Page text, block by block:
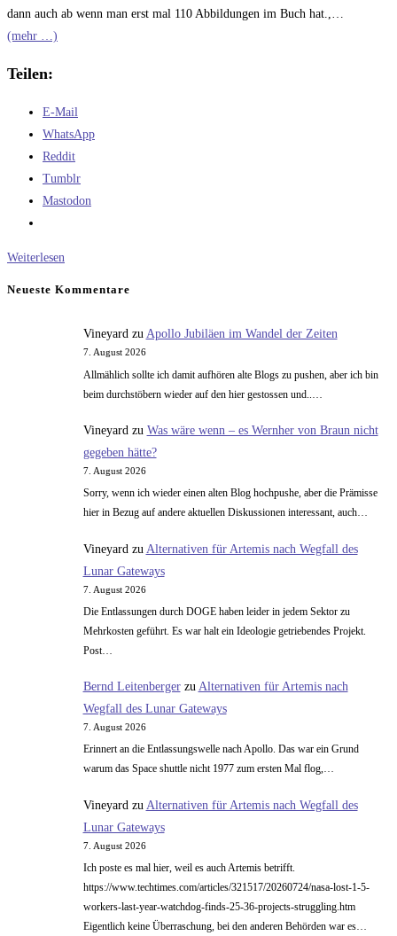
dann auch ab wenn man erst mal 110 Abbildungen im Buch hat.,…
(mehr …)
Teilen:
E-Mail
WhatsApp
Reddit
Tumblr
Mastodon
Weiterlesen
Neueste Kommentare
Vineyardzu Apollo Jubiläen im Wandel der Zeiten
7. August 2026
Allmählich sollte ich damit aufhören alte Blogs zu pushen, aber ich bin
beim durchstöbern wieder auf den hier gestossen und..…
Vineyard zu Was wäre wenn – es Wernher von Braun nicht
gegeben hätte?
7. August 2026
Sorry, wenn ich wieder einen alten Blog hochpushe, aber die Prämisse
hier in Bezug auf andere aktuellen Diskussionen interessant, auch…
Vineyard zu Alternativen für Artemis nach Wegfall des
Lunar Gateways
7. August 2026
Die Entlassungen durch DOGE haben leider in jedem Sektor zu
Mehrkosten geführt. Es war halt ein Ideologie getriebendes Projekt.
Post…
Bernd Leitenbergerzu Alternativen für Artemis nach
Wegfall des Lunar Gateways
7. August 2026
Erinnert an die Entlassungswelle nach Apollo. Das war ein Grund
warum das Space shuttle nicht 1977 zum ersten Mal flog,…
Vineyard zu Alternativen für Artemis nach Wegfall des
Lunar Gateways
7. August 2026
Ich poste es mal hier, weil es auch Artemis betrifft.
https://www.techtimes.com/articles/321517/20260724/nasa-lost-1-5-
workers-last-year-watchdog-finds-25-36-projects-struggling.htm
Eigentlich keine Überraschung, bei den anderen Behörden war es…